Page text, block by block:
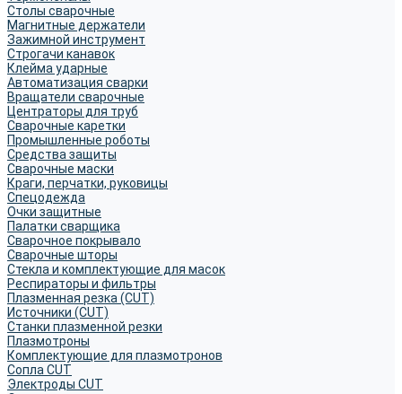
Столы сварочные
Магнитные держатели
Зажимной инструмент
Строгачи канавок
Клейма ударные
Автоматизация сварки
Вращатели сварочные
Центраторы для труб
Сварочные каретки
Промышленные роботы
Средства защиты
Сварочные маски
Краги, перчатки, руковицы
Спецодежда
Очки защитные
Палатки сварщика
Сварочное покрывало
Сварочные шторы
Стекла и комплектующие для масок
Респираторы и фильтры
Плазменная резка (CUT)
Источники (CUT)
Станки плазменной резки
Плазмотроны
Комплектующие для плазмотронов
Сопла CUT
Электроды CUT